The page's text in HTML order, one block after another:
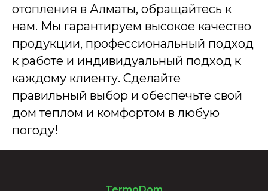
отопления в Алматы, обращайтесь к
нам. Мы гарантируем высокое качество
продукции, профессиональный подход
к работе и индивидуальный подход к
каждому клиенту. Сделайте
правильный выбор и обеспечьте свой
дом теплом и комфортом в любую
погоду!